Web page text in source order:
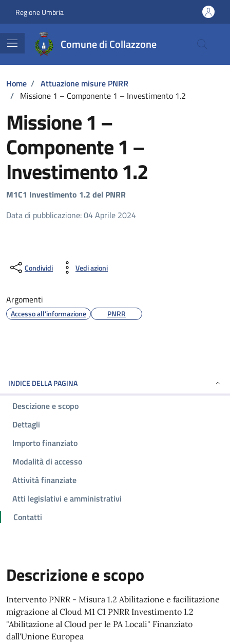
Regione Umbria
Comune di Collazzone
Home / Attuazione misure PNRR
/ Missione 1 – Componente 1 – Investimento 1.2
Missione 1 –
Componente 1 –
Investimento 1.2
M1C1 Investimento 1.2 del PNRR
Data di pubblicazione: 04 Aprile 2024
Condividi Vedi azioni
Argomenti
Accesso all'informazione PNRR
INDICE DELLA PAGINA
Descizione e scopo
Dettagli
Importo finanziato
Modalità di accesso
Attività finanziate
Atti legislativi e amministrativi
Contatti
Descrizione e scopo
Intervento PNRR - Misura 1.2 Abilitazione e facilitazione
migrazione al Cloud M1 C1 PNRR Investimento 1.2
"Abilitazione al Cloud per le PA Locali" Finanziato
dall'Unione Europea